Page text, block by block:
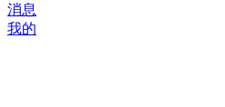
消息
我的